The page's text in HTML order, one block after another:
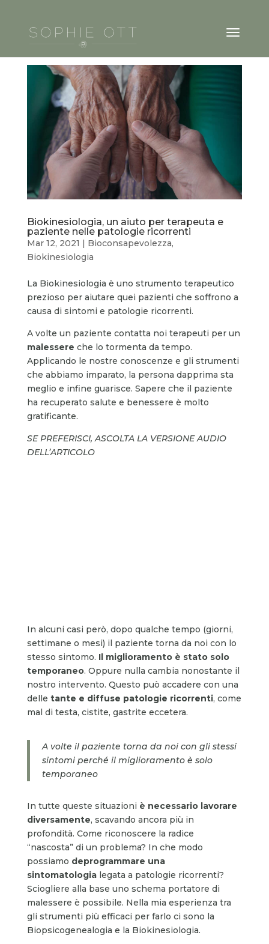
Biokinesiologia, un aiuto per terapeuta e
paziente nelle patologie ricorrenti
Mar 12, 2021 | Bioconsapevolezza,
Biokinesiologia
La Biokinesiologia è uno strumento terapeutico
prezioso per aiutare quei pazienti che soffrono a
causa di sintomi e patologie ricorrenti.
A volte un paziente contatta noi terapeuti per un
malessere che lo tormenta da tempo.
Applicando le nostre conoscenze e gli strumenti
che abbiamo imparato, la persona dapprima sta
meglio e infine guarisce. Sapere che il paziente
ha recuperato salute e benessere è molto
gratificante.
SE PREFERISCI, ASCOLTA LA VERSIONE AUDIO
DELL’ARTICOLO
In alcuni casi però, dopo qualche tempo (giorni,
settimane o mesi) il paziente torna da noi con lo
stesso sintomo. Il miglioramento è stato solo
temporaneo. Oppure nulla cambia nonostante il
nostro intervento. Questo può accadere con una
delle tante e diffuse patologie ricorrenti, come
mal di testa, cistite, gastrite eccetera.
A volte il paziente torna da noi con gli stessi
sintomi perché il miglioramento è solo
temporaneo
In tutte queste situazioni è necessario lavorare
diversamente, scavando ancora più in
profondità. Come riconoscere la radice
“nascosta” di un problema? In che modo
possiamo deprogrammare una
sintomatologia legata a patologie ricorrenti?
Sciogliere alla base uno schema portatore di
malessere è possibile. Nella mia esperienza tra
gli strumenti più efficaci per farlo ci sono la
Biopsicogenealogia e la Biokinesiologia.